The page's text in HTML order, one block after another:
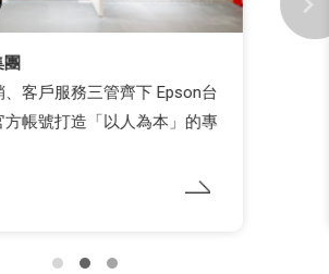
防護機構
防護機構用LINE玩「狼人殺了沒」